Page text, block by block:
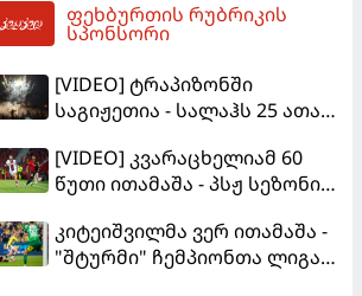
ფეხბურთის რუბრიკის
სპონსორი
[VIDEO] ტრაპიზონში
საგიჟეთია - სალაჰს 25 ათასი
[VIDEO] კვარაცხელიამ 60
წუთი ითამაშა - პსჟ სეზონის
"მალიორკასთან"
დამარცხდა
კიტეიშვილმა ვერ ითამაშა -
"შტურმი" ჩემპიონთა ლიგაზე